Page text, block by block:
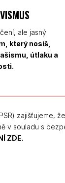
ale jasný
který nosíš,
útlaku a
zajišťujeme,
v souladu s
ZDE.